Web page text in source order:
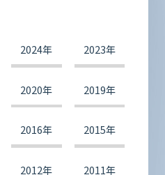
2024年 2023年
2020年 2019年
2016年 2015年
2012年 2011年